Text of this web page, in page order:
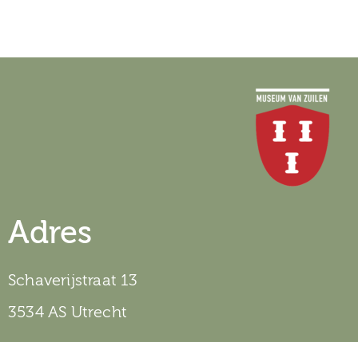
Adres
Schaverijstraat 13
3534 AS Utrecht